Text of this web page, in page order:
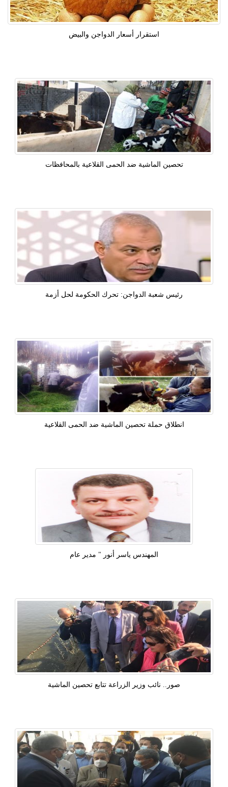
استقرار أسعار الدواجن والبيض
تحصين الماشية ضد الحمى القلاعية بالمحافظات
رئيس شعبة الدواجن: تحرك الحكومة لحل أزمة
انطلاق حملة تحصين الماشية ضد الحمى القلاعية
المهندس ياسر أنور " مدير عام
صور.. نائب وزير الزراعة تتابع تحصين الماشية